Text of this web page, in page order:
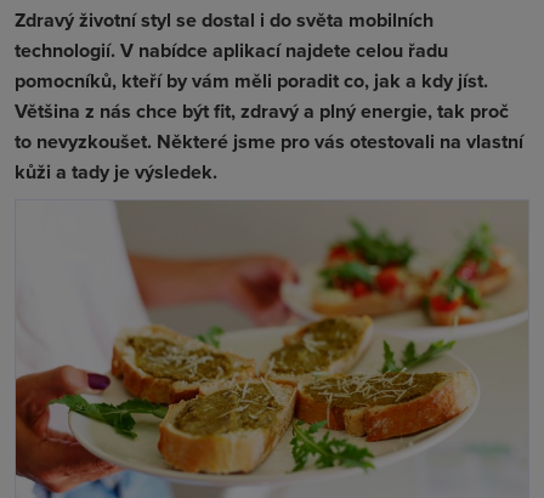
Zdravý životní styl se dostal i do světa mobilních
technologií. V nabídce aplikací najdete celou řadu
pomocníků, kteří by vám měli poradit co, jak a kdy jíst.
Většina z nás chce být fit, zdravý a plný energie, tak proč
to nevyzkoušet. Některé jsme pro vás otestovali na vlastní
kůži a tady je výsledek.